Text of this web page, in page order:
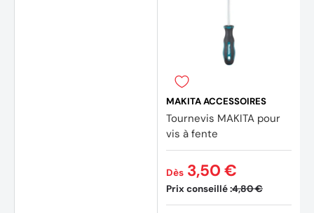
MAKITA ACCESSOIRES
Tournevis MAKITA pour
vis à fente
Prix conseillé :4,80 €
Dès 3,50 €